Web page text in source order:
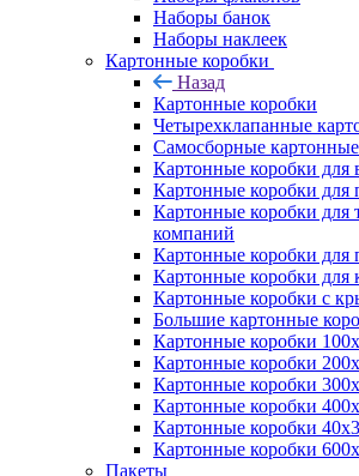
Наборы банок
Наборы наклеек
Картонные коробки
Назад
Картонные коробки
Четырехклапанные
Самосборные
Картонные коробки для
Картонные коробки для
Картонные коробки для
компаний
Картонные коробки для
Картонные коробки для
Картонные коробки с
Большие картонные
Картонные коробки
Картонные коробки
Картонные коробки
Картонные коробки
Картонные коробки
Картонные коробки
Пакеты